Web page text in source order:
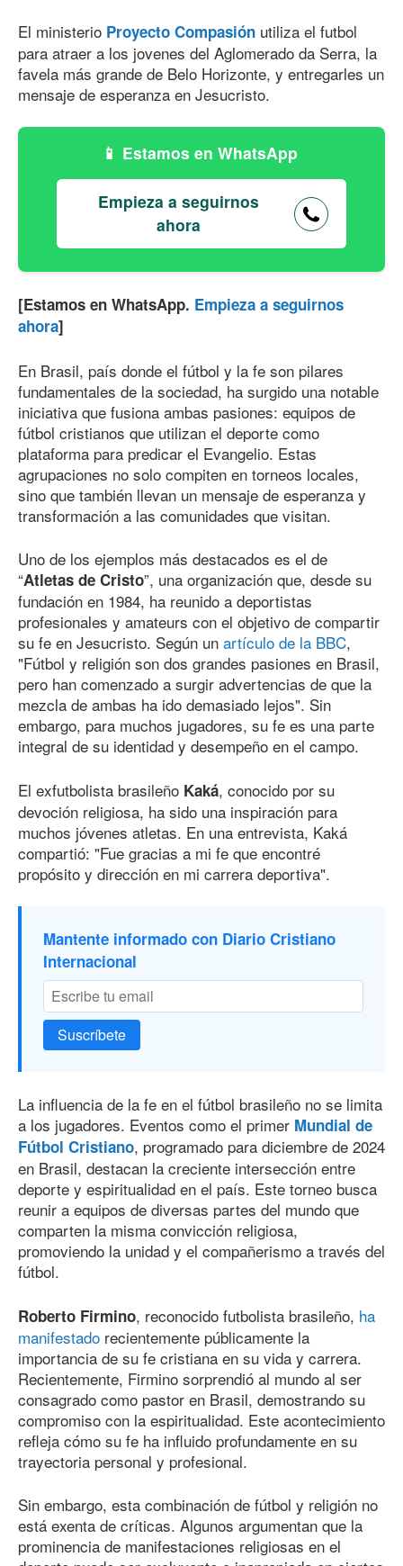
El ministerio Proyecto Compasión utiliza el futbol
para atraer a los jovenes del Aglomerado da Serra, la
favela más grande de Belo Horizonte, y entregarles un
mensaje de esperanza en Jesucristo.
Estamos en WhatsApp
Empieza a seguirnos
ahora
[Estamos en WhatsApp. Empieza a seguirnos
ahora]
En Brasil, país donde el fútbol y la fe son pilares
fundamentales de la sociedad, ha surgido una notable
iniciativa que fusiona ambas pasiones: equipos de
fútbol cristianos que utilizan el deporte como
plataforma para predicar el Evangelio. Estas
agrupaciones no solo compiten en torneos locales,
sino que también llevan un mensaje de esperanza y
transformación a las comunidades que visitan.
Uno de los ejemplos más destacados es el de
“Atletas de Cristo”, una organización que, desde su
fundación en 1984, ha reunido a deportistas
profesionales y amateurs con el objetivo de compartir
su fe en Jesucristo. Según un artículo de la BBC,
"Fútbol y religión son dos grandes pasiones en Brasil,
pero han comenzado a surgir advertencias de que la
mezcla de ambas ha ido demasiado lejos". Sin
embargo, para muchos jugadores, su fe es una parte
integral de su identidad y desempeño en el campo.
El exfutbolista brasileño Kaká, conocido por su
devoción religiosa, ha sido una inspiración para
muchos jóvenes atletas. En una entrevista, Kaká
compartió: "Fue gracias a mi fe que encontré
propósito y dirección en mi carrera deportiva".
Mantente informado con Diario Cristiano
Internacional
Suscríbete
La influencia de la fe en el fútbol brasileño no se limita
a los jugadores. Eventos como el primer Mundial de
Fútbol Cristiano, programado para diciembre de 2024
en Brasil, destacan la creciente intersección entre
deporte y espiritualidad en el país. Este torneo busca
reunir a equipos de diversas partes del mundo que
comparten la misma convicción religiosa,
promoviendo la unidad y el compañerismo a través del
fútbol.
Roberto Firmino, reconocido futbolista brasileño, ha
manifestado recientemente públicamente la
importancia de su fe cristiana en su vida y carrera.
Recientemente, Firmino sorprendió al mundo al ser
consagrado como pastor en Brasil, demostrando su
compromiso con la espiritualidad. Este acontecimiento
refleja cómo su fe ha influido profundamente en su
trayectoria personal y profesional.
Sin embargo, esta combinación de fútbol y religión no
está exenta de críticas. Algunos argumentan que la
prominencia de manifestaciones religiosas en el